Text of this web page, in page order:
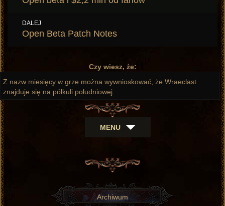
DALEJ
Następny
Open Beta Patch Notes
Czy wiesz, że:
Z nazw miesięcy w grze można wywnioskować, że Wraeclast
znajduje się na półkuli południowej.
MENU
Archiwum